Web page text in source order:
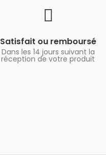
Satisfait ou remboursé
Dans les 14 jours suivant la
réception de votre produit